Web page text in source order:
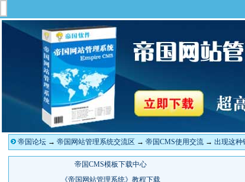
帝国论坛→ 帝国网站管理系统交流区 → 帝国CMS使用交流→ 出现这种